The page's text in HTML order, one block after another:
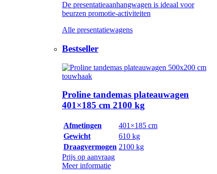
De presentatieaanhangwagen is ideaal voor
beurzen promotie-activiteiten
Alle presentatiewagens
Bestseller
Proline tandemas plateauwagen
401×185 cm 2100 kg
Afmetingen
401×185 cm
Gewicht
610 kg
Draagvermogen 2100 kg
Prijs op aanvraag
Meer informatie